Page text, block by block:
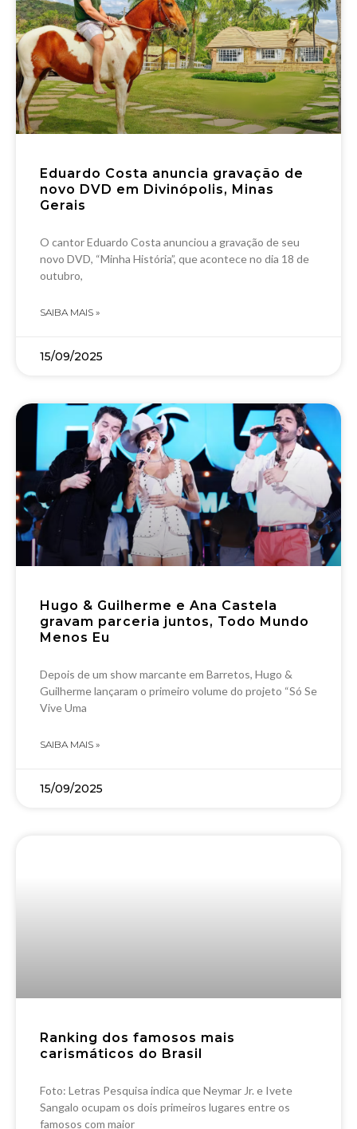
Eduardo Costa anuncia gravação de
novo DVD em Divinópolis, Minas
Gerais
O cantor Eduardo Costa anunciou a gravação de seu
novo DVD, “Minha História”, que acontece no dia 18 de
outubro,
SAIBA MAIS »
15/09/2025
Hugo & Guilherme e Ana Castela
gravam parceria juntos, Todo Mundo
Menos Eu
Depois de um show marcante em Barretos, Hugo &
Guilherme lançaram o primeiro volume do projeto “Só Se
Vive Uma
SAIBA MAIS »
15/09/2025
Ranking dos famosos mais
carismáticos do Brasil
Foto: Letras Pesquisa indica que Neymar Jr. e Ivete
Sangalo ocupam os dois primeiros lugares entre os
famosos com maior